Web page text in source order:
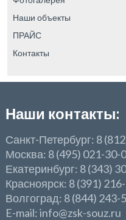
Наши объекты
ПРАЙС
Контакты
Наши контакты:
Санкт-Петербург: 8
Москва: 8 (495) 021-30-
Екатеринбург: 8 (343)
Красноярск: 8 (391)
Волгоград: 8 (844) 243-
E-mail: info@zsk-souz.ru